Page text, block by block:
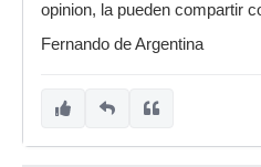
opinion, la pueden compartir
Fernando de Argentina